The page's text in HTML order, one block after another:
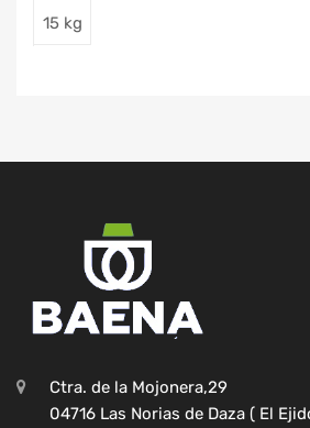
15 kg
Ctra. de la Mojonera,29
04716 Las Norias de Daza ( El